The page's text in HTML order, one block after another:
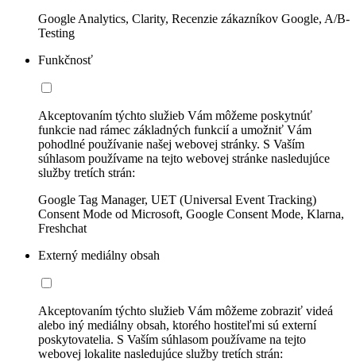
Google Analytics, Clarity, Recenzie zákazníkov Google, A/B-
Testing
Funkčnosť
Akceptovaním týchto služieb Vám môžeme poskytnúť
funkcie nad rámec základných funkcií a umožniť Vám
pohodlné používanie našej webovej stránky. S Vaším
súhlasom používame na tejto webovej stránke nasledujúce
služby tretích strán:
Google Tag Manager, UET (Universal Event Tracking)
Consent Mode od Microsoft, Google Consent Mode, Klarna,
Freshchat
Externý mediálny obsah
Akceptovaním týchto služieb Vám môžeme zobraziť videá
alebo iný mediálny obsah, ktorého hostiteľmi sú externí
poskytovatelia. S Vaším súhlasom používame na tejto
webovej lokalite nasledujúce služby tretích strán: